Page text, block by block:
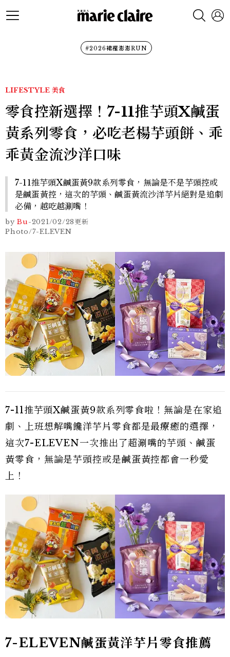
#2026裙襬澎澎RUN
LIFESTYLE 美食
零食控新選擇！7-11推芋頭X鹹蛋
黃系列零食，必吃老楊芋頭餅、乖
乖黃金流沙洋口味
7-11推芋頭X鹹蛋黃9款系列零食，無論是不是芋頭控或
是鹹蛋黃控，這次的芋頭、鹹蛋黃流沙洋芋片絕對是追劇
必備，越吃越涮嘴！
by Bu-2021/02/28更新
Photo/7-ELEVEN
7-11推芋頭X鹹蛋黃9款系列零食啦！無論是在家追
劇、上班想解嘴饞洋芋片零食都是最療癒的選擇，
這次7-ELEVEN一次推出了超涮嘴的芋頭、鹹蛋
黃零食，無論是芋頭控或是鹹蛋黃控都會一秒愛
上！
7-ELEVEN鹹蛋黃洋芋片零食推薦